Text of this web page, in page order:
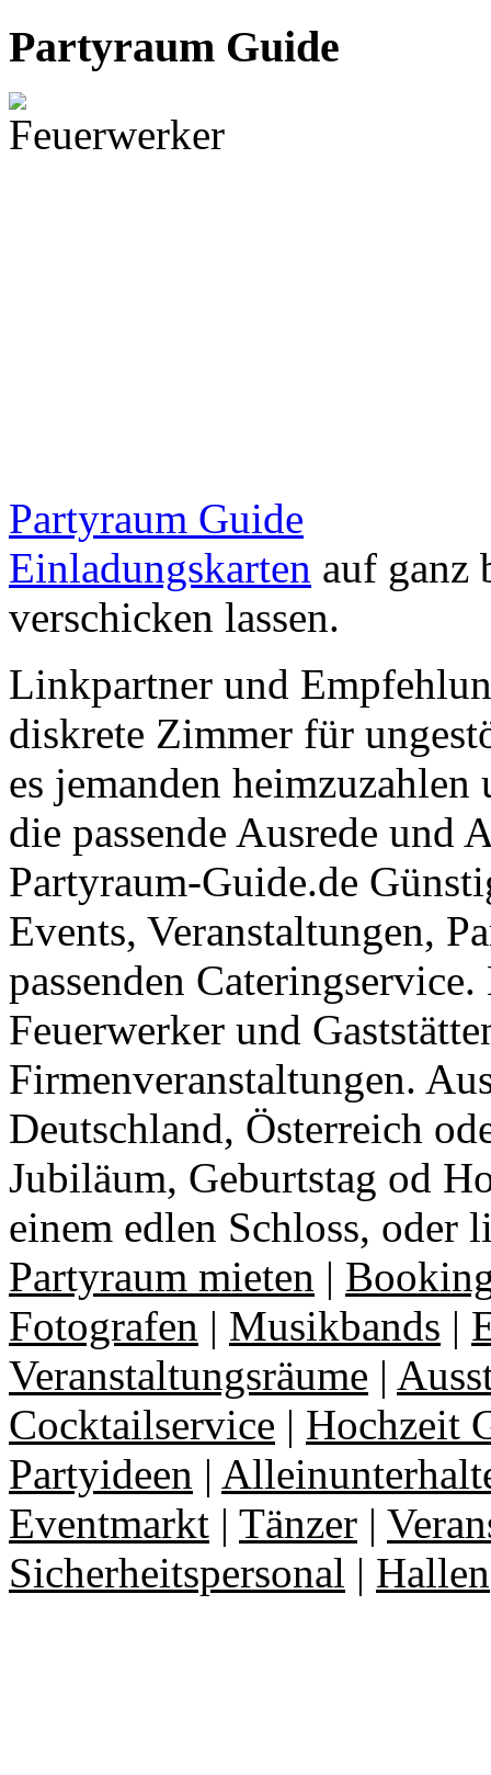
Partyraum Guide
Partyraum Guide
Einladungskarten auf ganz
verschicken lassen.
Linkpartner und
diskrete Zimmer für
es jemanden
die passende Ausrede und
Partyraum-Guide.de
Events, Veranstaltungen,
passenden
Feuerwerker und
Firmenveranstaltungen.
Deutschland, Österreich
Jubiläum, Geburtstag od
einem edlen Schloss, oder
Partyraum mieten |
Fotografen | Musikbands |
Veranstaltungsräume |
Cocktailservice | Hochzeit
Partyideen |
Eventmarkt | Tänzer |
Sicherheitspersonal | Hallen